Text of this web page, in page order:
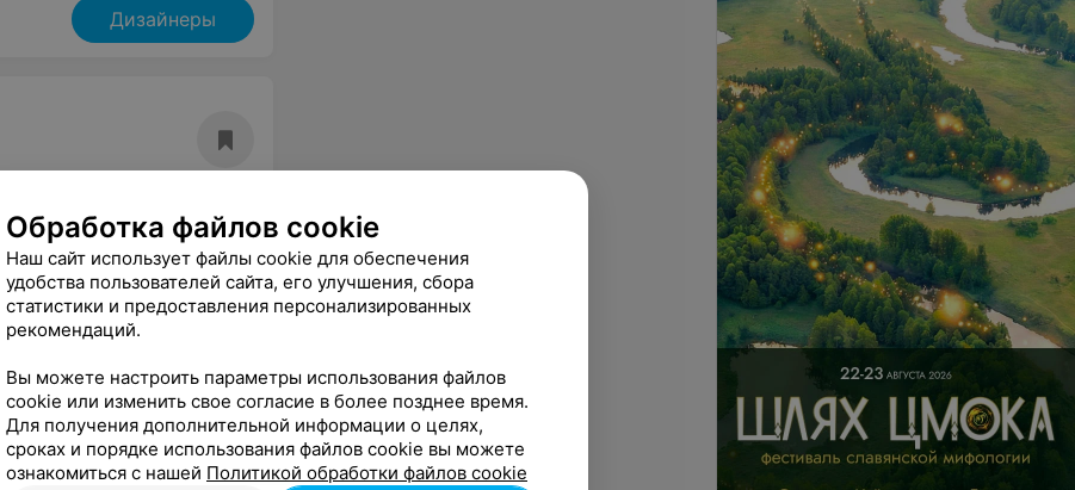
Дизайнеры
Обработка файлов cookie
Наш сайт использует файлы cookie для обеспечения
удобства пользователей сайта, его улучшения, сбора
статистики и предоставления персонализированных
рекомендаций.
Вы можете настроить параметры использования файлов
cookie или изменить свое согласие в более позднее время.
Для получения дополнительной информации о целях,
сроках и порядке использования файлов cookie вы можете
ознакомиться с нашей Политикой обработки файлов cookie